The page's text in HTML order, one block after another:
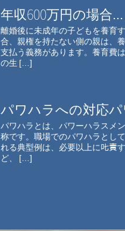
年収600万円の場合...
離婚後に未成年の子どもを養育
合、親権を持たない側の親は、
支払う義務があります。養育費
の生 […]
パワハラへの対応
パワハラとは、パワーハラスメ
称です。職場でのパワハラとし
れる典型例は、必要以上に𠮟責
ど、 […]